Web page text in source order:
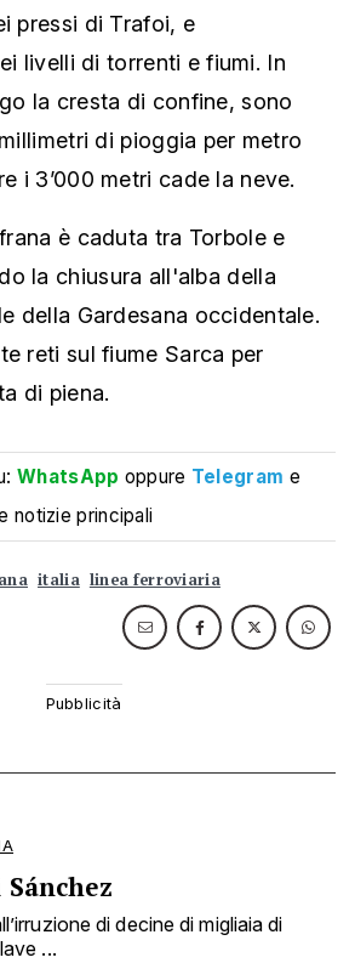
pressi di Trafoi, e
livelli di torrenti e fiumi. In
la cresta di confine, sono
di pioggia per metro
i 3’000 metri cade la neve.
è caduta tra Torbole e
la chiusura all'alba della
della Gardesana occidentale.
reti sul fiume Sarca per
di piena.
WhatsApp oppure Telegram e
notizie principali
italia linea ferroviaria
di decine di migliaia di
...